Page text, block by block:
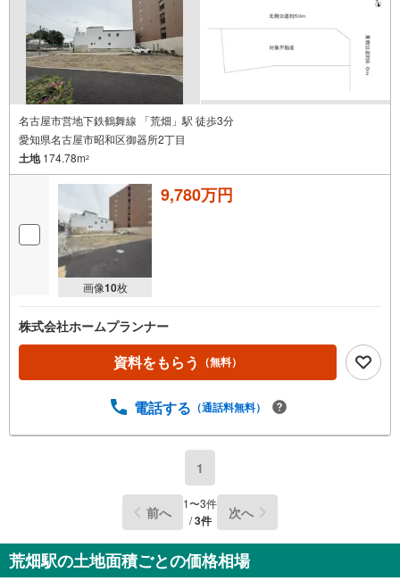
当社のみ、もしくは当社を含めた数社でのみご紹介可能な
オープンハウス・ディベロップメントの物件
名古屋市営地下鉄鶴舞線 「荒畑」駅 徒歩3分
愛知県名古屋市昭和区御器所2丁目
土地174.78m2
画像10枚
9,780万円
株式会社ホームプランナー
資料をもらう （無料）
電話する （通話料無料）
1
前へ 1〜3件
/3件 次へ
荒畑駅の土地面積ごとの価格相場